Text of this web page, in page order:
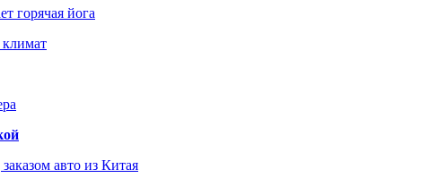
горячая йога
климат
авто из Китая